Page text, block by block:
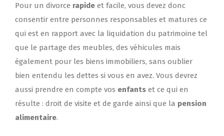
Pour un divorce rapide et facile, vous devez donc
consentir entre personnes responsables et matures ce
qui est en rapport avec la liquidation du patrimoine tel
que le partage des meubles, des véhicules mais
également pour les biens immobiliers, sans oublier
bien entendu les dettes si vous en avez. Vous devrez
aussi prendre en compte vos enfants et ce qui en
résulte : droit de visite et de garde ainsi que la pension
alimentaire.